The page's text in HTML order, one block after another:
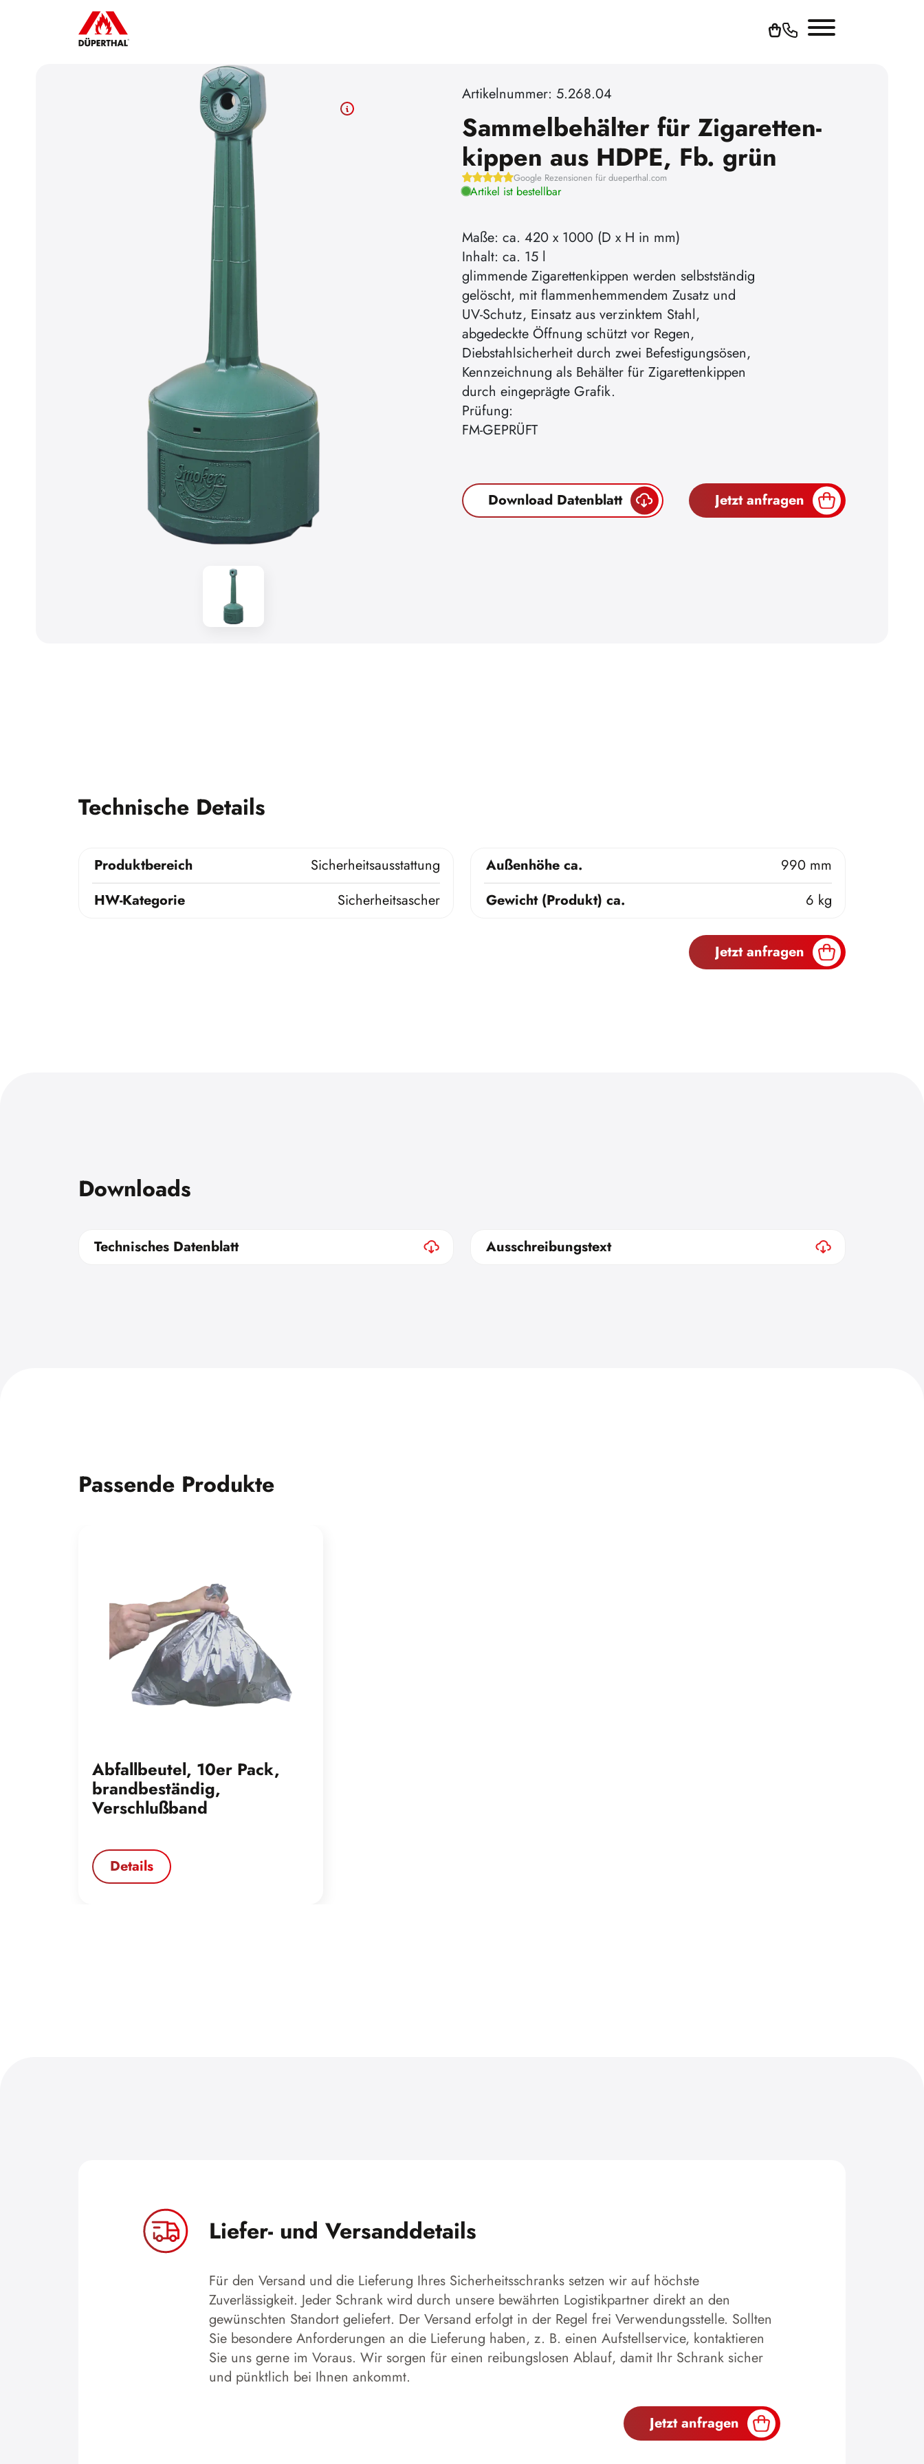
Artikelnummer: 5.268.04
Sammelbehälter für Zigaretten-
kippen aus HDPE, Fb. grün
Google Rezensionen für dueperthal.com
Artikel ist bestellbar
Maße: ca. 420 x 1000 (D x H in mm)
Inhalt: ca. 15 l
glimmende Zigarettenkippen werden selbstständig
gelöscht, mit flammenhemmendem Zusatz und
UV-Schutz, Einsatz aus verzinktem Stahl,
abgedeckte Öffnung schützt vor Regen,
Diebstahlsicherheit durch zwei Befestigungsösen,
Kennzeichnung als Behälter für Zigarettenkippen
durch eingeprägte Grafik.
Prüfung:
FM-GEPRÜFT
Download Datenblatt Jetzt anfragen
Technische Details
Produktbereich
Sicherheitsausstattung
HW-Kategorie
Sicherheitsascher
Außenhöhe ca.
990 mm
Gewicht (Produkt) ca.
6 kg
Jetzt anfragen
Downloads
Technisches Datenblatt Ausschreibungstext
Passende Produkte
Abfallbeutel, 10er Pack,
brandbeständig,
Verschlußband
Details
Liefer- und Versanddetails
Für den Versand und die Lieferung Ihres Sicherheitsschranks setzen wir auf höchste
Zuverlässigkeit. Jeder Schrank wird durch unsere bewährten Logistikpartner direkt an den
gewünschten Standort geliefert. Der Versand erfolgt in der Regel frei Verwendungsstelle. Sollten
Sie besondere Anforderungen an die Lieferung haben, z. B. einen Aufstellservice, kontaktieren
Sie uns gerne im Voraus. Wir sorgen für einen reibungslosen Ablauf, damit Ihr Schrank sicher
und pünktlich bei Ihnen ankommt.
Jetzt anfragen